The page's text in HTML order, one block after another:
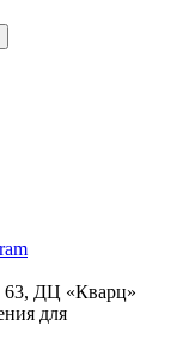
63, ДЦ «Кварц»
для